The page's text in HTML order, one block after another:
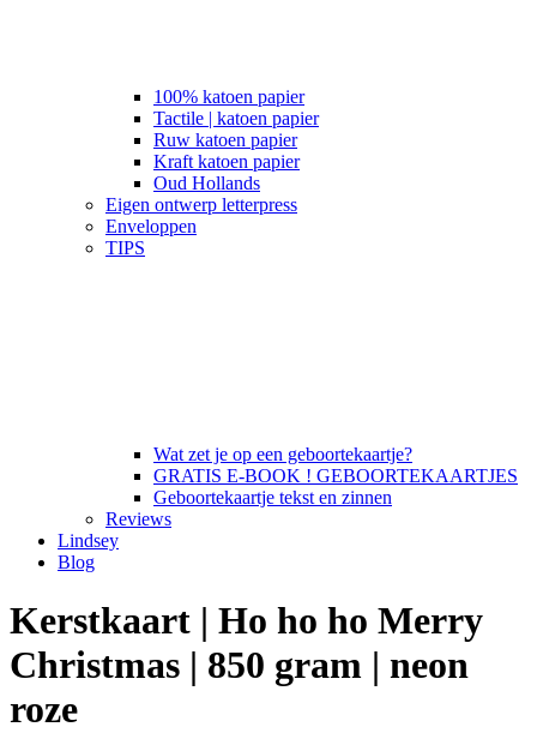
100% katoen papier
Tactile | katoen papier
Ruw katoen papier
Kraft katoen papier
Oud Hollands
Eigen ontwerp letterpress
Enveloppen
TIPS
Wat zet je op een geboortekaartje?
GRATIS E-BOOK ! GEBOORTEKAARTJES
Geboortekaartje tekst en zinnen
Reviews
Lindsey
Blog
Kerstkaart | Ho ho ho Merry
Christmas | 850 gram | neon
roze